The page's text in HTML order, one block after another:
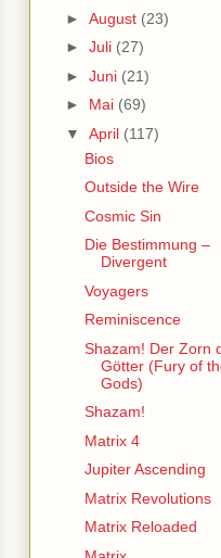
► August (23)
► Juli (27)
► Juni (21)
► Mai (69)
▼ April (117)
Bios
Outside the Wire
Cosmic Sin
Die Bestimmung –
Divergent
Voyagers
Reminiscence
Shazam! Der Zorn
Götter (Fury of
Gods)
Shazam!
Matrix 4
Jupiter Ascending
Matrix Revolutions
Matrix Reloaded